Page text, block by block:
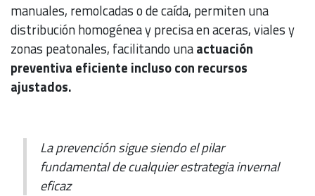
manuales, remolcadas o de caída, permiten una
distribución homogénea y precisa en aceras, viales y
zonas peatonales, facilitando unaactuación
preventiva eficiente incluso con recursos
ajustados.
La prevención sigue siendo el pilar
fundamental de cualquier estrategia invernal
eficaz